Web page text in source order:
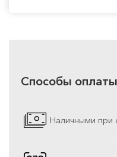
Способы оплаты
Наличными при